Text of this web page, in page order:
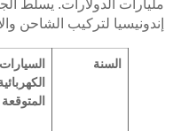
مليارات الدولارات. يسلط
إندونيسيا لتركيب الشاحن
السنة
السيارات
المتوقعة